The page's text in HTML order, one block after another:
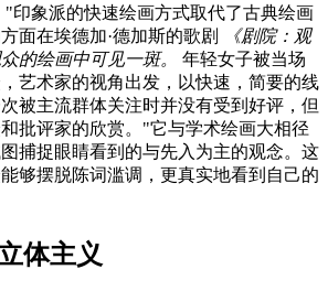
印象派的快速绘画方式取代了古典绘画
面在埃德加·德加斯的歌剧
《剧院：观
的绘画中可见一斑。
年轻女子被当场
艺术家的视角出发，以快速，简要的线
被主流群体关注时并没有受到好评，但
批评家的欣赏。"它与学术绘画大相径
捕捉眼睛看到的与先入为主的观念。这
够摆脱陈词滥调，更真实地看到自己的
体主义